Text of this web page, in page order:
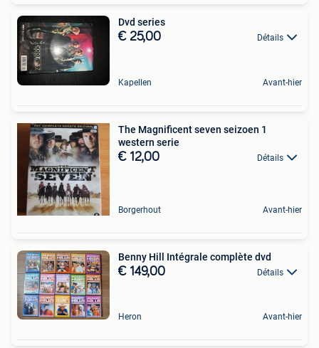
Dvd series
€ 25,00 Détails
Kapellen Avant-hier
The Magnificent seven seizoen 1
western serie
€ 12,00 Détails
Borgerhout Avant-hier
Benny Hill Intégrale complète dvd
€ 149,00 Détails
Heron Avant-hier